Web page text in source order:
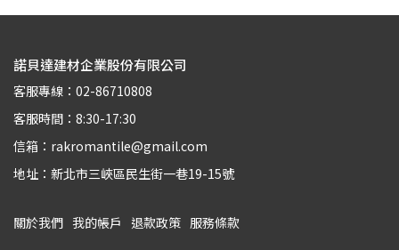
諾貝達建材企業股份有限公司
客服專線：02-86710808
客服時間：8:30-17:30
信箱：rakromantile@gmail.com
地址：新北市三峽區民生街一巷19-15號
關於我們 我的帳戶 退款政策 服務條款